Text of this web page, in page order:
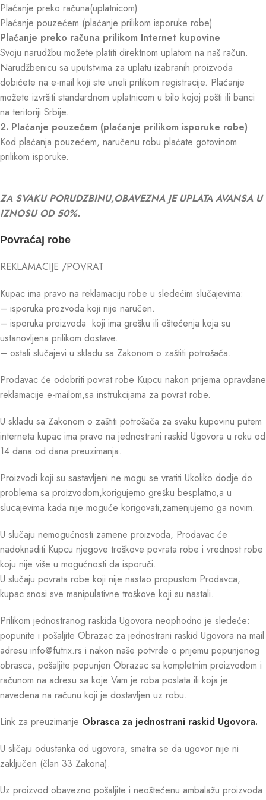
Plaćanje preko računa(uplatnicom)
Plaćanje pouzećem (plaćanje prilikom isporuke robe)
Plaćanje preko računa prilikom Internet kupovine
Svoju narudžbu možete platiti direktnom uplatom na naš račun.
Narudžbenicu sa uputstvima za uplatu izabranih proizvoda
dobićete na e-mail koji ste uneli prilikom registracije. Plaćanje
možete izvršiti standardnom uplatnicom u bilo kojoj pošti ili banci
na teritoriji Srbije.
2. Plaćanje pouzećem (plaćanje prilikom isporuke robe)
Kod plaćanja pouzećem, naručenu robu plaćate gotovinom
prilikom isporuke.
ZA SVAKU PORUDZBINU,OBAVEZNA JE UPLATA AVANSA U
IZNOSU OD 50%.
Povraćaj robe
REKLAMACIJE /POVRAT
Kupac ima pravo na reklamaciju robe u sledećim slučajevima:
– isporuka prozvoda koji nije naručen.
– isporuka proizvoda koji ima grešku ili oštećenja koja su
ustanovljena prilikom dostave.
– ostali slučajevi u skladu sa Zakonom o zaštiti potrošača.
Prodavac će odobriti povrat robe Kupcu nakon prijema opravdane
reklamacije e-mailom,sa instrukcijama za povrat robe.
U skladu sa Zakonom o zaštiti potrošača za svaku kupovinu putem
interneta kupac ima pravo na jednostrani raskid Ugovora u roku od
14 dana od dana preuzimanja.
Proizvodi koji su sastavljeni ne mogu se vratiti.Ukoliko dodje do
problema sa proizvodom,korigujemo grešku besplatno,a u
slucajevima kada nije moguće korigovati,zamenjujemo ga novim.
U slučaju nemogućnosti zamene proizvoda, Prodavac će
nadoknaditi Kupcu njegove troškove povrata robe i vrednost robe
koju nije više u mogućnosti da isporuči.
U slučaju povrata robe koji nije nastao propustom Prodavca,
kupac snosi sve manipulativne troškove koji su nastali.
Prilikom jednostranog raskida Ugovora neophodno je sledeće:
popunite i pošaljite Obrazac za jednostrani raskid Ugovora na mail
adresu info@futrix.rs i nakon naše potvrde o prijemu popunjenog
obrasca, pošaljite popunjen Obrazac sa kompletnim proizvodom i
računom na adresu sa koje Vam je roba poslata ili koja je
navedena na računu koji je dostavljen uz robu.
Link za preuzimanje Obrasca za jednostrani raskid Ugovora.
U sličaju odustanka od ugovora, smatra se da ugovor nije ni
zaključen (član 33 Zakona).
Uz proizvod obavezno pošaljite i neoštećenu ambalažu proizvoda.